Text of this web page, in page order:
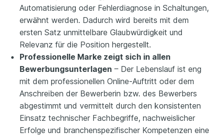
Automatisierung oder Fehlerdiagnose in Schaltungen,
erwähnt werden. Dadurch wird bereits mit dem
ersten Satz unmittelbare Glaubwürdigkeit und
Relevanz für die Position hergestellt.
Professionelle Marke zeigt sich in allen
Bewerbungsunterlagen – Der Lebenslauf ist eng
mit dem professionellen Online-Auftritt oder dem
Anschreiben der Bewerberin bzw. des Bewerbers
abgestimmt und vermittelt durch den konsistenten
Einsatz technischer Fachbegriffe, nachweislicher
Erfolge und branchenspezifischer Kompetenzen eine